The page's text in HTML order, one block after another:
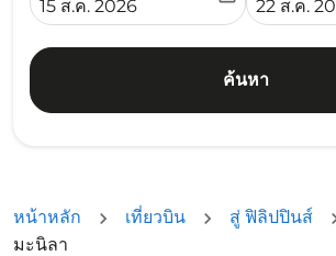
fc-booking-departure-date-aria-
15 ส.ค. 2026
fc-
22 ส.ค.
ค้นหา
หน้าหลัก เที่ยวบิน สู่ ฟิลิปปินส์
มะนิลา